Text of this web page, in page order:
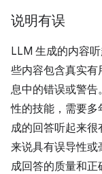
说明有误
LLM 生成的内容
些内容包含真实
息中的错误或警
性的技能，需要
成的回答听起来
来说具有误导性或
成回答的质量和正